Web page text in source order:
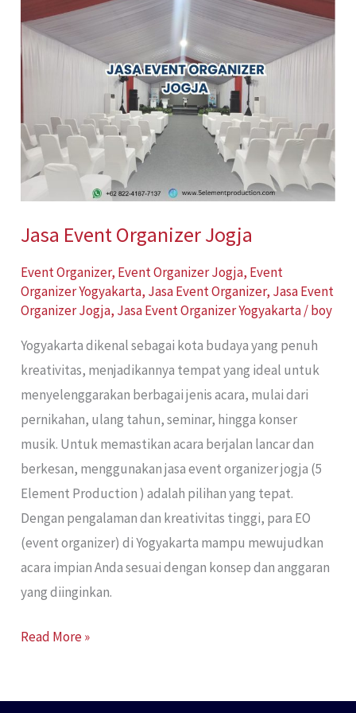
Jasa Event Organizer Jogja
Event Organizer, Event Organizer Jogja, Event
Organizer Yogyakarta, Jasa Event Organizer, Jasa Event
Organizer Jogja, Jasa Event Organizer Yogyakarta/boy
Yogyakarta dikenal sebagai kota budaya yang penuh
kreativitas, menjadikannya tempat yang ideal untuk
menyelenggarakan berbagai jenis acara, mulai dari
pernikahan, ulang tahun, seminar, hingga konser
musik. Untuk memastikan acara berjalan lancar dan
berkesan, menggunakan jasa event organizer jogja (5
Element Production ) adalah pilihan yang tepat.
Dengan pengalaman dan kreativitas tinggi, para EO
(event organizer) di Yogyakarta mampu mewujudkan
acara impian Anda sesuai dengan konsep dan anggaran
yang diinginkan.
Event
Organizer
Jogja
Read More »